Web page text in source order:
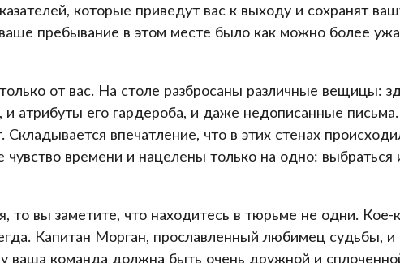
которые приведут вас к выходу и сохранят
пребывание в этом месте было как можно более
от вас. На столе разбросаны различные вещицы:
и атрибуты его гардероба, и даже недописанные
впечатление, что в этих стенах
времени и нацелены только на одно: выбраться
то вы заметите, что находитесь в тюрьме не одни. Кое-
Капитан Морган, прославленный любимец судьбы, и
ваша команда должна быть очень дружной и